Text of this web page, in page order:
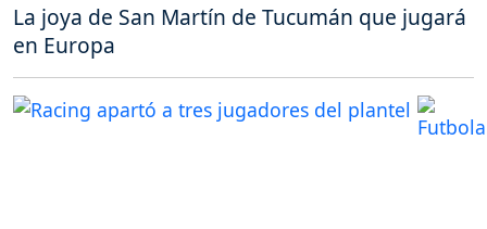
La joya de San Martín de Tucumán que jugará
en Europa